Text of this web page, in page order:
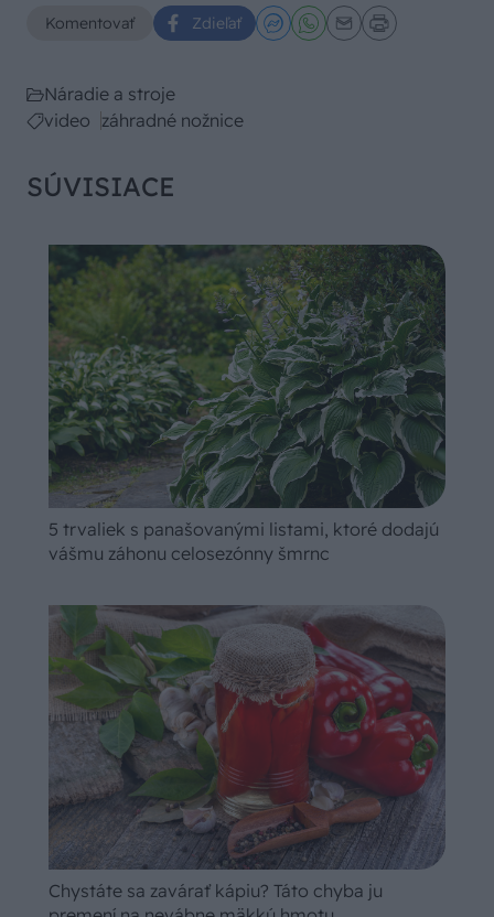
Komentovať Zdieľať
Náradie a stroje
video záhradné nožnice
SÚVISIACE
5 trvaliek s panašovanými listami, ktoré dodajú
vášmu záhonu celosezónny šmrnc
Chystáte sa zavárať kápiu? Táto chyba ju